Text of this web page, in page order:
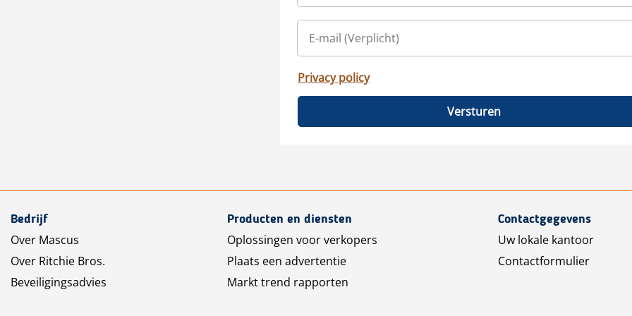
Privacy policy
Versturen
Bedrijf
Over Mascus
Over Ritchie Bros.
Beveiligingsadvies
Producten en diensten
Oplossingen voor verkopers
Plaats een advertentie
Markt trend rapporten
Contactgegevens
Uw lokale kantoor
Contactformulier